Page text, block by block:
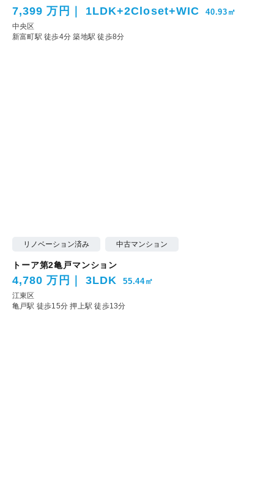
7,399 万円 1LDK+2Closet+WIC 40.93㎡
中央区
新富町駅 徒歩4分築地駅 徒歩8分
リノベーション済み 中古マンション
トーア第2亀戸マンション
4,780 万円 3LDK 55.44㎡
江東区
亀戸駅 徒歩15分押上駅 徒歩13分